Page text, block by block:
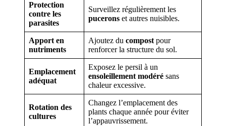
Protection
contre les
parasites
Surveillez régulièrement les
pucerons et autres nuisibles.
Apport en
nutriments
Ajoutez du compostpour
renforcer la structure du sol.
Emplacement
adéquat
Exposez le persil à un
ensoleillement modéré sans
chaleur excessive.
Rotation des
cultures
Changez l’emplacement des
plants chaque année pour éviter
l’appauvrissement.